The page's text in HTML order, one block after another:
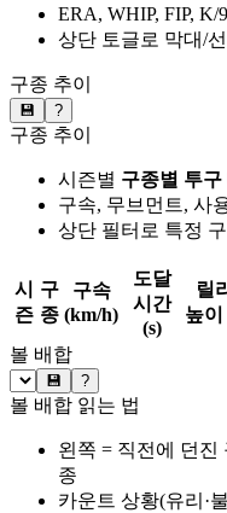
ERA, WHIP, FIP,
상단 토글로 막대/
구종 추이
💾 ?
구종 추이
시즌별 구종별 투구
구속, 무브먼트, 사
상단 필터로 특정
시
즌
구
종
구속
(km/h)
도달
시간
(s)
릴
높이
볼 배합
💾 ?
볼 배합 읽는 법
왼쪽 = 직전에 던진
종
카운트 상황(유리·